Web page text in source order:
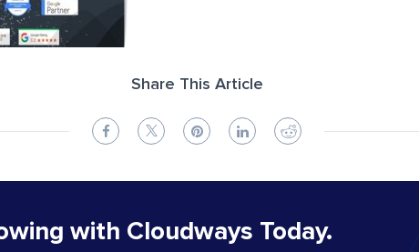
Share This Article
with Cloudways Today.